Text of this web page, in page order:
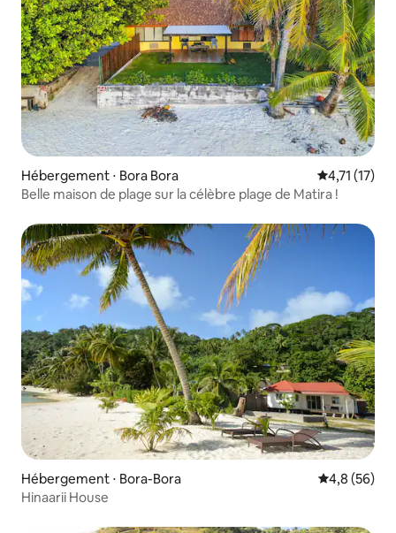
Hébergement ⋅ Bora Bora Évaluation
4,71 (17)
Belle maison de plage sur la célèbre plage de Matira !
Hébergement ⋅ Bora-Bora Évaluation
4,8 (56)
Hinaarii House